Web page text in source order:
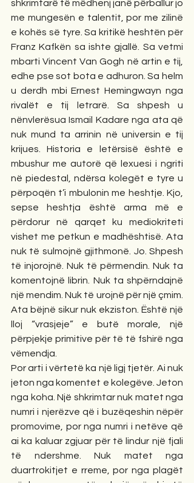
shkrimtarë të mëdhenj janë përballur jo
me mungesën e talentit, por me zilinë
e kohës së tyre. Sa kritikë heshtën për
Franz Kafkën sa ishte gjallë. Sa vetmi
mbarti Vincent Van Gogh në artin e tij,
edhe pse sot bota e adhuron. Sa helm
u derdh mbi Ernest Hemingwayn nga
rivalët e tij letrarë. Sa shpesh u
nënvlerësua Ismail Kadare nga ata që
nuk mund ta arrinin në universin e tij
krijues. Historia e letërsisë është e
mbushur me autorë që lexuesi i ngriti
në piedestal, ndërsa kolegët e tyre u
përpoqën t’i mbulonin me heshtje. Kjo,
sepse heshtja është arma më e
përdorur në qarqet ku mediokriteti
vishet me petkun e madhështisë. Ata
nuk të sulmojnë gjithmonë. Jo. Shpesh
të injorojnë. Nuk të përmendin. Nuk ta
komentojnë librin. Nuk ta shpërndajnë
një mendim. Nuk të urojnë për një çmim.
Ata bëjnë sikur nuk ekziston. Është një
lloj “vrasjeje” e butë morale, një
përpjekje primitive për të të fshirë nga
vëmendja.
Por arti i vërtetë ka një ligj tjetër. Ai nuk
jeton nga komentet e kolegëve. Jeton
nga koha. Një shkrimtar nuk matet nga
numri i njerëzve që i buzëqeshin nëpër
promovime, por nga numri i netëve që
ai ka kaluar zgjuar për të lindur një fjali
të ndershme. Nuk matet nga
duartrokitjet e rreme, por nga plagët